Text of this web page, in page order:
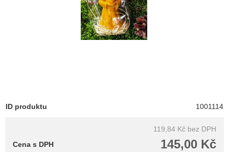
ID produktu 1001114
119,84 Kč bez DPH
145,00 Kč
Cena s DPH